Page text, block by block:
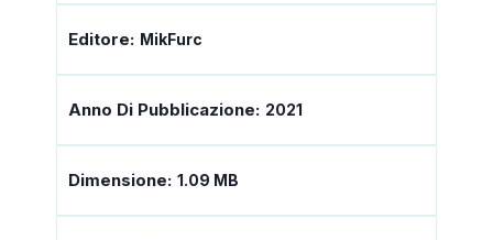
Editore: MikFurc
Anno Di Pubblicazione: 2021
Dimensione: 1.09 MB